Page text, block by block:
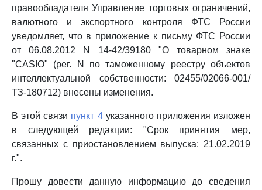
правообладателя Управление торговых ограничений,
валютного и экспортного контроля ФТС России
уведомляет, что в приложение к письму ФТС России
от 06.08.2012 N 14-42/39180 "О товарном знаке
"CASIO" (рег. N по таможенному реестру объектов
интеллектуальной собственности: 02455/02066-001/
ТЗ-180712) внесены изменения.
В этой связи пункт 4указанного приложения изложен
в следующей редакции: "Срок принятия мер,
связанных с приостановлением выпуска: 21.02.2019
г.".
Прошу довести данную информацию до сведения